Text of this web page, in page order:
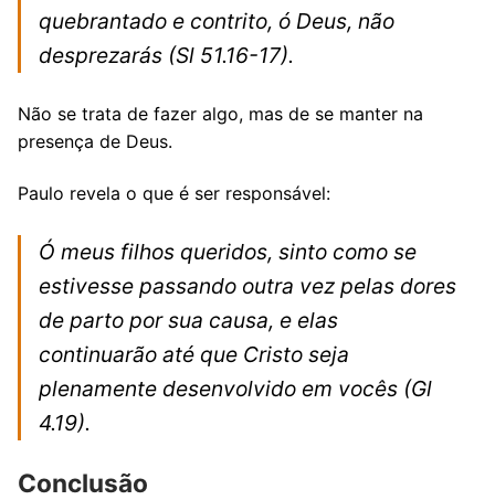
quebrantado e contrito, ó Deus, não
desprezarás (Sl 51.16-17).
Não se trata de fazer algo, mas de se manter na
presença de Deus.
Paulo revela o que é ser responsável:
Ó meus filhos queridos, sinto como se
estivesse passando outra vez pelas dores
de parto por sua causa, e elas
continuarão até que Cristo seja
plenamente desenvolvido em vocês (Gl
4.19).
Conclusão